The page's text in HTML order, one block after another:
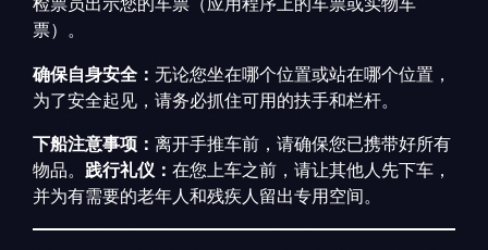
检票员出示您的车票（应用程序上的车票或实物车
票）。
确保自身安全：无论您坐在哪个位置或站在哪个位置，
为了安全起见，请务必抓住可用的扶手和栏杆。
下船注意事项： 离开手推车前，请确保您已携带好所有
物品。 践行礼仪：在您上车之前，请让其他人先下车，
并为有需要的老年人和残疾人留出专用空间。